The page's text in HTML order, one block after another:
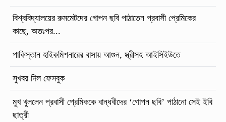
বিশ্ববিদ্যালয়ের রুমমেটদের গোপন ছবি পাঠাতেন প্রবাসী প্রেমিকের
কাছে, অতঃপর...
পাকিস্তান হাইকমিশনারের বাসায় আগুন, স্ত্রীসহ আইসিইউতে
সুখবর দিল ফেসবুক
মুখ খুললেন প্রবাসী প্রেমিককে বান্ধবীদের ‘গোপন ছবি’ পাঠানো সেই ইবি
ছাত্রী